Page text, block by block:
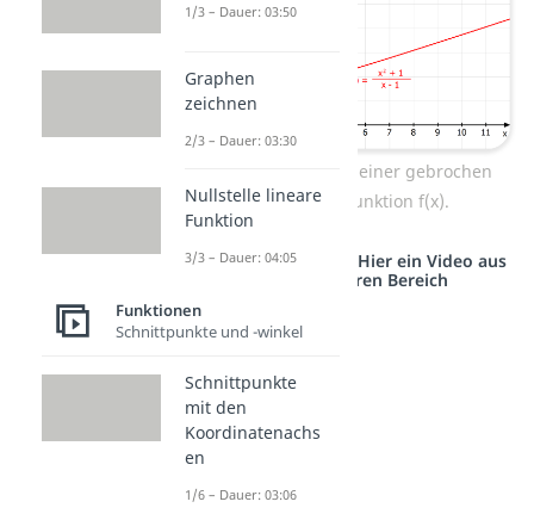
Polstelle bei x = 1 einer gebrochen
rationalen Funktion f(x).
Studyflix vernetzt: Hier ein Video aus
einem anderen Bereich
1/3 – Dauer: 03:50
Graphen
zeichnen
2/3 – Dauer: 03:30
Nullstelle lineare
Funktion
3/3 – Dauer: 04:05
Funktionen
Schnittpunkte und -winkel
Schnittpunkte
mit den
Koordinatenachs
en
1/6 – Dauer: 03:06